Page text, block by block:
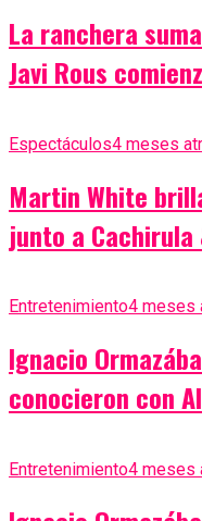
La ranchera
Javi Rous
Espectáculos4 meses
Martin White
junto a Cachirula
Entretenimiento4 meses
Ignacio
conocieron con
Entretenimiento4 meses